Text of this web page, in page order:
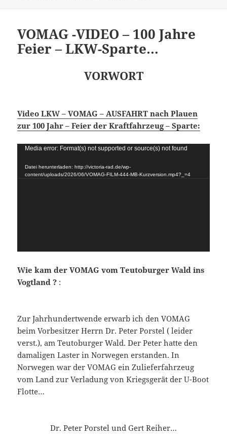
VOMAG -VIDEO – 100 Jahre
Feier – LKW-Sparte…
VORWORT
Video LKW – VOMAG – AUSFAHRT nach Plauen
zur 100 Jahr – Feier der Kraftfahrzeug – Sparte:
Video-
Media error: Format(s) not supported or source(s) not found
Datei herunterladen: http://victoria-rad.de/wp-
content/uploads/2026/06/VOMAG-FILM-444-MB-Kurzversion.mp4?_=4
Wie kam der VOMAG vom Teutoburger Wald ins
Vogtland ? :
Zur Jahrhundertwende erwarb ich den VOMAG
beim Vorbesitzer Herrn Dr. Peter Porstel ( leider
verst.), am Teutoburger Wald. Der Peter hatte den
damaligen Laster in Norwegen erstanden. In
Norwegen war der VOMAG ein Zulieferfahrzeug
vom Land zur Verladung von Kriegsgerät der U-Boot
Flotte…
Dr. Peter Porstel und Gert Reiher…